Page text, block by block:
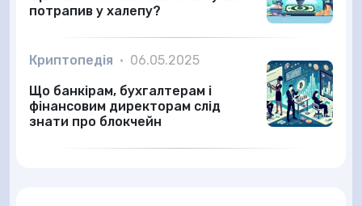
потрапив у халепу?
Криптопедія • 06.05.2025
Що банкірам, бухгалтерам і
фінансовим директорам слід
знати про блокчейн